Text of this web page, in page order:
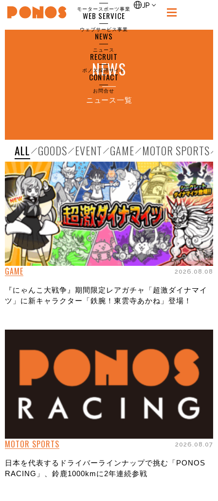
PONOS
モータースポーツ事業
WEB SERVICE
ウェブサービス事業
NEWS
ニュース
RECRUIT
ポノス採用サイト
CONTACT
お問合せ
JP
NEWS
ニュース一覧
ALL GOODS EVENT GAME MOTOR SPORTS
GAME 2026.08.08
『にゃんこ大戦争』期間限定レアガチャ「超激ダイナマイ
ツ」に新キャラクター「鉄腕！東雲寺あかね」登場！
MOTOR SPORTS 2026.08.07
日本を代表するドライバーラインナップで挑む「PONOS
RACING」、鈴鹿1000kmに2年連続参戦